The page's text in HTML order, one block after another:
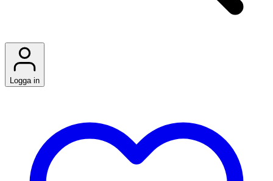
Logga in